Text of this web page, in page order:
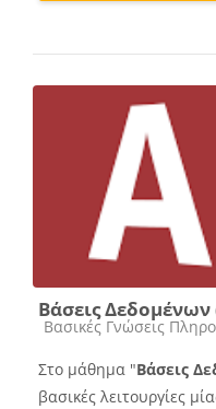
Βάσεις Δεδομένων
Course category
Βασικές Γνώσεις
Στο μάθημα "Βάσεις
βασικές λειτουργίες